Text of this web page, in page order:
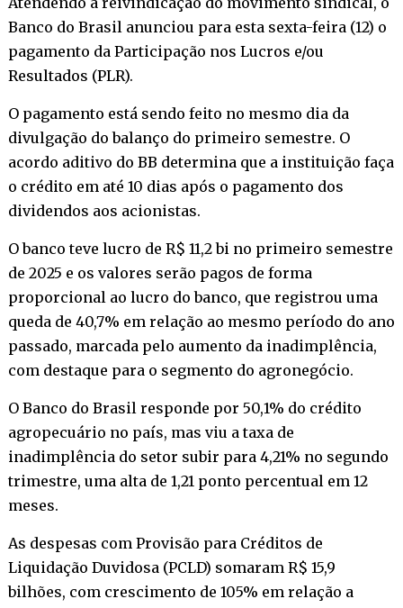
Banco do Brasil anunciou para esta sexta-feira (12) o
pagamento da Participação nos Lucros e/ou
Resultados (PLR).
O pagamento está sendo feito no mesmo dia da
divulgação do balanço do primeiro semestre. O
acordo aditivo do BB determina que a instituição faça
o crédito em até 10 dias após o pagamento dos
dividendos aos acionistas.
O banco teve lucro de R$ 11,2 bi no primeiro semestre
de 2025 e os valores serão pagos de forma
proporcional ao lucro do banco, que registrou uma
queda de 40,7% em relação ao mesmo período do ano
passado, marcada pelo aumento da inadimplência,
com destaque para o segmento do agronegócio.
O Banco do Brasil responde por 50,1% do crédito
agropecuário no país, mas viu a taxa de
inadimplência do setor subir para 4,21% no segundo
trimestre, uma alta de 1,21 ponto percentual em 12
meses.
As despesas com Provisão para Créditos de
Liquidação Duvidosa (PCLD) somaram R$ 15,9
bilhões, com crescimento de 105% em relação a